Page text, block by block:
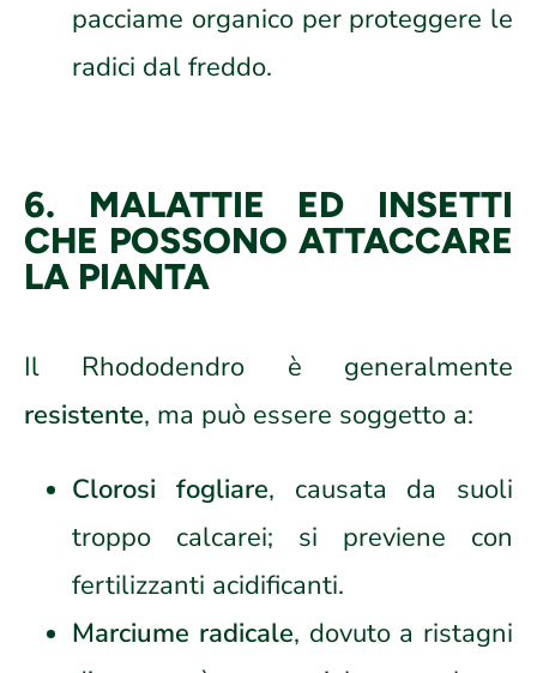
pacciame organico per proteggere le
radici dal freddo.
6. MALATTIE ED INSETTI
CHE POSSONO ATTACCARE
LA PIANTA
Il Rhododendro è generalmente
resistente, ma può essere soggetto a:
Clorosi fogliare, causata da suoli
troppo calcarei; si previene con
fertilizzanti acidificanti.
Marciume radicale, dovuto a ristagni